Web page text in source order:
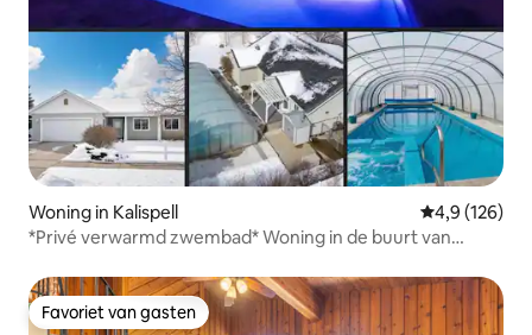
Woning in Kalispell Gemiddelde
4,9 (126)
*Privé verwarmd zwembad* Woning in de buurt van
Favoriet van gasten
Favoriet van gasten